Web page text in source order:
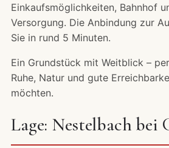
Einkaufsmöglichkeiten, Bahnhof
Versorgung. Die Anbindung zur
Sie in rund 5 Minuten.
Ein Grundstück mit Weitblick –
Ruhe, Natur und gute
möchten.
Lage: Nestelbach bei